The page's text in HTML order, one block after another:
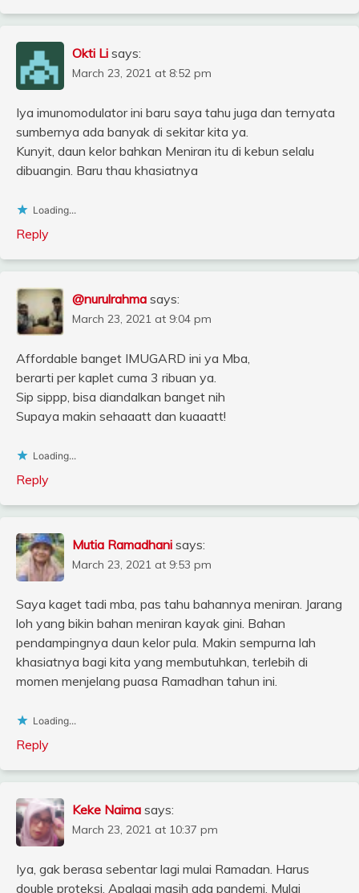
Okti Li says:
March 23, 2021 at 8:52 pm
Iya imunomodulator ini baru saya tahu juga dan ternyata
sumbernya ada banyak di sekitar kita ya.
Kunyit, daun kelor bahkan Meniran itu di kebun selalu
dibuangin. Baru thau khasiatnya
Loading...
Reply
@nurulrahma says:
March 23, 2021 at 9:04 pm
Affordable banget IMUGARD ini ya Mba,
berarti per kaplet cuma 3 ribuan ya.
Sip sippp, bisa diandalkan banget nih
Supaya makin sehaaatt dan kuaaatt!
Loading...
Reply
Mutia Ramadhani says:
March 23, 2021 at 9:53 pm
Saya kaget tadi mba, pas tahu bahannya meniran. Jarang
loh yang bikin bahan meniran kayak gini. Bahan
pendampingnya daun kelor pula. Makin sempurna lah
khasiatnya bagi kita yang membutuhkan, terlebih di
momen menjelang puasa Ramadhan tahun ini.
Loading...
Reply
Keke Naima says:
March 23, 2021 at 10:37 pm
Iya, gak berasa sebentar lagi mulai Ramadan. Harus
double proteksi. Apalagi masih ada pandemi. Mulai